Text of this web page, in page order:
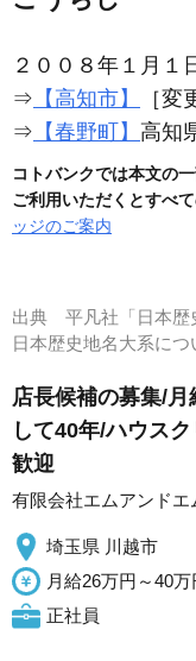
２００８年１月１
⇒ 【高知市】
［
⇒ 【春野町】 高知
コトバンクでは本文の
ご利用いただくとすべ
ッジのご案内
出典 平凡社「日本歴
日本歴史地名大系に
店長候補の募集/
して40年/ハウス
歓迎
有限会社エムアンドエ
埼玉県 川越市
月給26万円～40万
正社員